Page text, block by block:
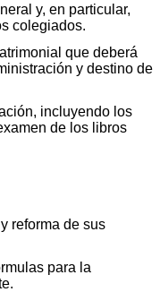
y, en particular,
colegiados.
que deberá
y destino de
incluyendo los
de los libros
reforma de sus
para la